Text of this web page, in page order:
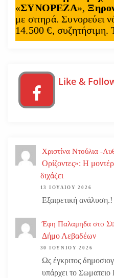
«ΣΥΝΟΡΕΖΑ»,
με σιτηρά. Συνορεύει
14.500 €,
Like &
Χριστίνα Ντούλια -
Ορίζοντες»: Η
διχάζει
13 ΙΟΥΛΊΟΥ 2026
Εξαιρετική ανάλυση.!
Έφη Παλαμηδα στο
Δήμο Λεβαδέων
30 ΙΟΥΝΊΟΥ 2026
Ως έγκριτος
υπάρχει το